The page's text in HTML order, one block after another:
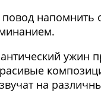
напомнить
ужин
на